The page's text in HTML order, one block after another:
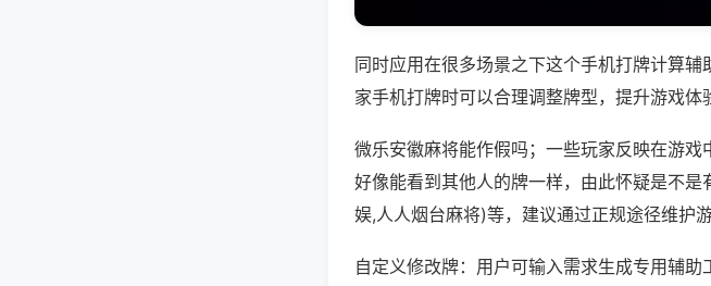
同时应用在很多场景之下这个手机打牌计算
家手机打牌时可以合理调整牌型，提升游戏体
微乐安徽麻将能作假吗；一些玩家反映在游
好像能看到其他人的牌一样，由此怀疑是不
娱,人人烟台麻将)等，建议通过正规途径维护游
自定义修改牌：用户可输入需求生成专用辅